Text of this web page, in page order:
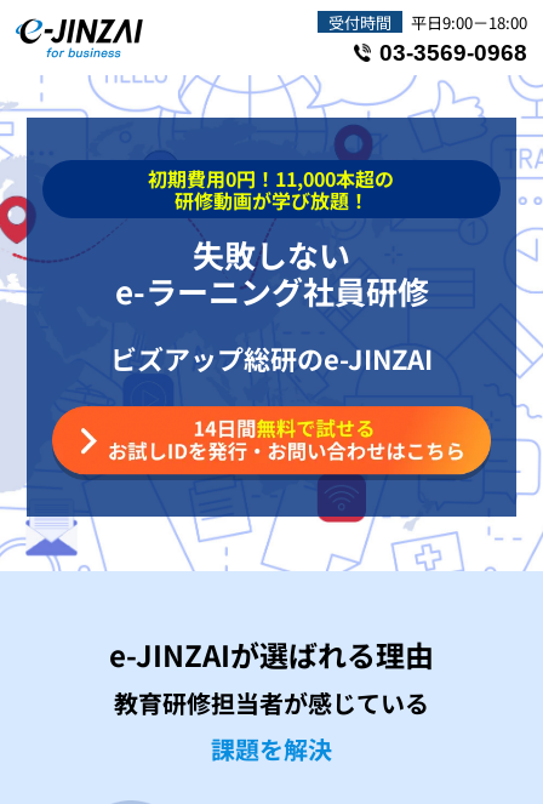
受付時間 平日9:00－18:00
03-3569-0968
初期費用0円！11,000本超の
研修動画が学び放題！
失敗しない
e-ラーニング社員研修
ビズアップ総研のe-JINZAI
e-JINZAIが選ばれる理由
教育研修担当者が感じている
課題を解決